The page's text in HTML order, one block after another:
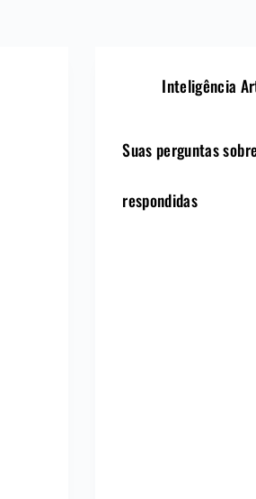
Inteligência
Suas perguntas
respondidas